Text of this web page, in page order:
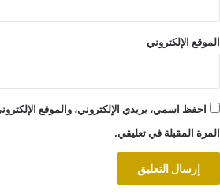
الموقع الإلكتروني
احفظ اسمي، بريدي الإلكتروني، والموقع
المرة المقبلة في تعليقي.